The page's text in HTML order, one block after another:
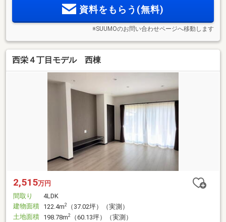
資料をもらう(無料)
※SUUMOのお問い合わせページへ移動します
西栄４丁目モデル 西棟
2,515万円
間取り
4LDK
建物面積 122.4m2
（37.02坪）（実測）
土地面積 198.78m2
（60.13坪）（実測）